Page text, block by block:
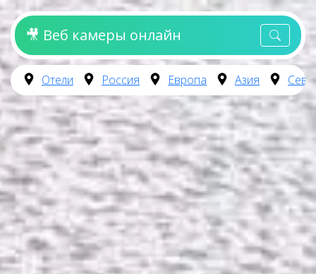
🎥 Веб камеры онлайн
Отели Россия Европа Азия